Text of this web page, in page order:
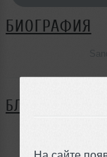
На сайте
БИОГРАФИЯ
БЛОГ